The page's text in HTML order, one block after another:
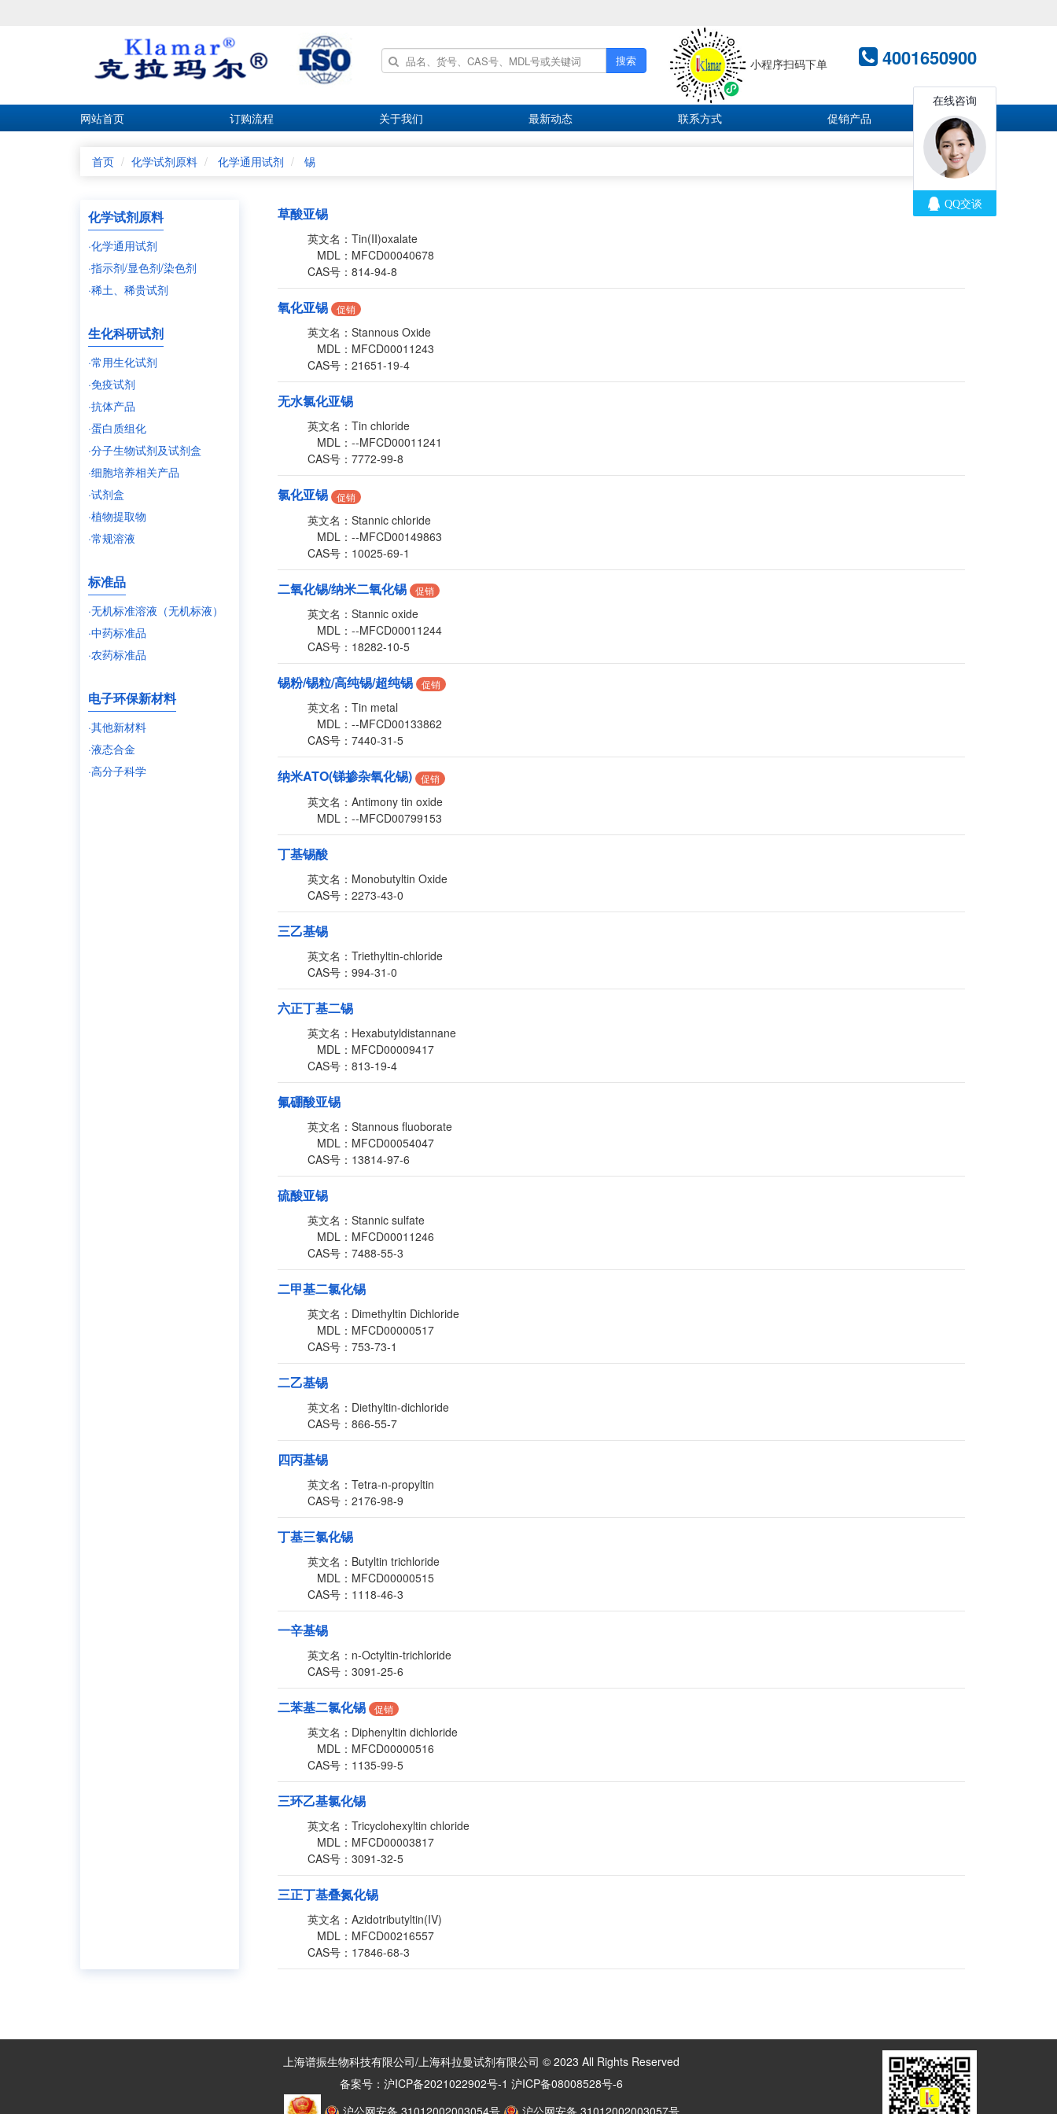
搜索 小程序扫码下单 4001650900
网站首页 订购流程 关于我们 最新动态 联系方式 促销产品
首页 化学试剂原料 化学通用试剂 锡
化学试剂原料
·化学通用试剂
·指示剂/显色剂/染色剂
·稀土、稀贵试剂
生化科研试剂
·常用生化试剂
·免疫试剂
·抗体产品
·蛋白质组化
·分子生物试剂及试剂盒
·细胞培养相关产品
·试剂盒
·植物提取物
·常规溶液
标准品
·无机标准溶液（无机标液）
·中药标准品
·农药标准品
电子环保新材料
·其他新材料
·液态合金
·高分子科学
草酸亚锡
英文名： Tin(II)oxalate
MDL： MFCD00040678
CAS号： 814-94-8
氧化亚锡 促销
英文名： Stannous Oxide
MDL： MFCD00011243
CAS号： 21651-19-4
无水氯化亚锡
英文名： Tin chloride
MDL： --MFCD00011241
CAS号： 7772-99-8
氯化亚锡 促销
英文名： Stannic chloride
MDL： --MFCD00149863
CAS号： 10025-69-1
二氧化锡/纳米二氧化锡 促销
英文名： Stannic oxide
MDL： --MFCD00011244
CAS号： 18282-10-5
锡粉/锡粒/高纯锡/超纯锡 促销
英文名： Tin metal
MDL： --MFCD00133862
CAS号： 7440-31-5
纳米ATO(锑掺杂氧化锡) 促销
英文名： Antimony tin oxide
MDL： --MFCD00799153
丁基锡酸
英文名： Monobutyltin Oxide
CAS号： 2273-43-0
三乙基锡
英文名： Triethyltin-chloride
CAS号： 994-31-0
六正丁基二锡
英文名： Hexabutyldistannane
MDL： MFCD00009417
CAS号： 813-19-4
氟硼酸亚锡
英文名： Stannous fluoborate
MDL： MFCD00054047
CAS号： 13814-97-6
硫酸亚锡
英文名： Stannic sulfate
MDL： MFCD00011246
CAS号： 7488-55-3
二甲基二氯化锡
英文名： Dimethyltin Dichloride
MDL： MFCD00000517
CAS号： 753-73-1
二乙基锡
英文名： Diethyltin-dichloride
CAS号： 866-55-7
四丙基锡
英文名： Tetra-n-propyltin
CAS号： 2176-98-9
丁基三氯化锡
英文名： Butyltin trichloride
MDL： MFCD00000515
CAS号： 1118-46-3
一辛基锡
英文名： n-Octyltin-trichloride
CAS号： 3091-25-6
二苯基二氯化锡 促销
英文名： Diphenyltin dichloride
MDL： MFCD00000516
CAS号： 1135-99-5
三环乙基氯化锡
英文名： Tricyclohexyltin chloride
MDL： MFCD00003817
CAS号： 3091-32-5
三正丁基叠氮化锡
英文名： Azidotributyltin(IV)
MDL： MFCD00216557
CAS号： 17846-68-3
上海谱振生物科技有限公司/上海科拉曼试剂有限公司 © 2023 All Rights Reserved
备案号： 沪ICP备2021022902号-1 沪ICP备08008528号-6